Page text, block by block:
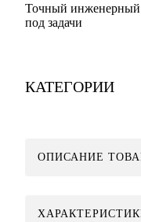
Точный инженерный
под задачи
КАТЕГОРИИ
ОПИСАНИЕ